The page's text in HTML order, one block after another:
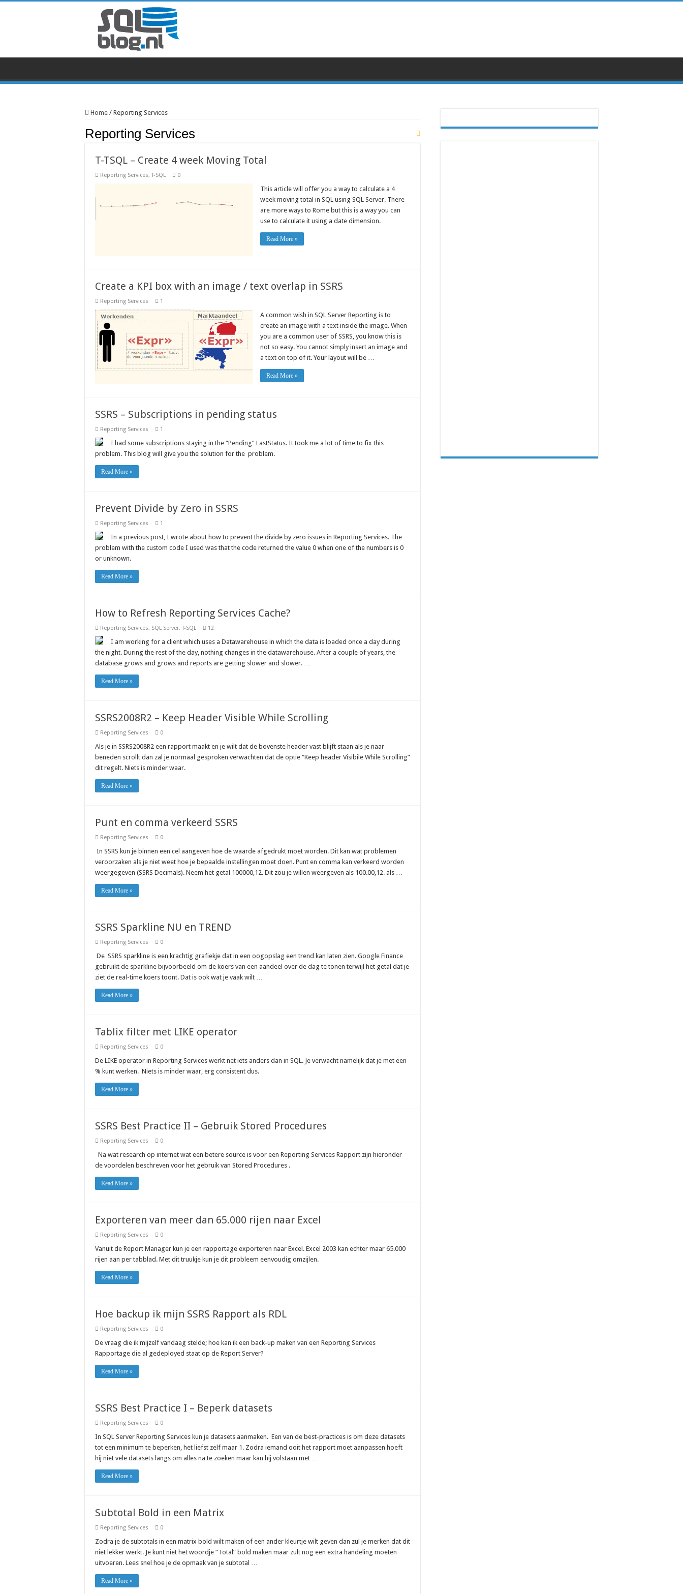
Home / Reporting Services
Reporting Services
T-TSQL – Create 4 week Moving Total
Reporting Services,T-SQL 0
This article will offer you a way to calculate a 4
week moving total in SQL using SQL Server. There
are more ways to Rome but this is a way you can
use to calculate it using a date dimension.
Read More »
Create a KPI box with an image / text overlap in SSRS
Reporting Services 1
A common wish in SQL Server Reporting is to
create an image with a text inside the image. When
you are a common user of SSRS, you know this is
not so easy. You cannot simply insert an image and
a text on top of it. Your layout will be …
Read More »
SSRS – Subscriptions in pending status
Reporting Services 1
I had some subscriptions staying in the “Pending” LastStatus. It took me a lot of time to fix this
problem. This blog will give you the solution for the problem.
Read More »
Prevent Divide by Zero in SSRS
Reporting Services 1
In a previous post, I wrote about how to prevent the divide by zero issues in Reporting Services. The
problem with the custom code I used was that the code returned the value 0 when one of the numbers is 0
or unknown.
Read More »
How to Refresh Reporting Services Cache?
Reporting Services, SQL Server,T-SQL 12
I am working for a client which uses a Datawarehouse in which the data is loaded once a day during
the night. During the rest of the day, nothing changes in the datawarehouse. After a couple of years, the
database grows and grows and reports are getting slower and slower. …
Read More »
SSRS2008R2 – Keep Header Visible While Scrolling
Reporting Services 0
Als je in SSRS2008R2 een rapport maakt en je wilt dat de bovenste header vast blijft staan als je naar
beneden scrollt dan zal je normaal gesproken verwachten dat de optie “Keep header Visibile While Scrolling”
dit regelt. Niets is minder waar.
Read More »
Punt en comma verkeerd SSRS
Reporting Services 0
In SSRS kun je binnen een cel aangeven hoe de waarde afgedrukt moet worden. Dit kan wat problemen
veroorzaken als je niet weet hoe je bepaalde instellingen moet doen. Punt en comma kan verkeerd worden
weergegeven (SSRS Decimals). Neem het getal 100000,12. Dit zou je willen weergeven als 100.00,12. als …
Read More »
SSRS Sparkline NU en TREND
Reporting Services 0
De SSRS sparkline is een krachtig grafiekje dat in een oogopslag een trend kan laten zien. Google Finance
gebruikt de sparkline bijvoorbeeld om de koers van een aandeel over de dag te tonen terwijl het getal dat je
ziet de real-time koers toont. Dat is ook wat je vaak wilt …
Read More »
Tablix filter met LIKE operator
Reporting Services 0
De LIKE operator in Reporting Services werkt net iets anders dan in SQL. Je verwacht namelijk dat je met een
% kunt werken. Niets is minder waar, erg consistent dus.
Read More »
SSRS Best Practice II – Gebruik Stored Procedures
Reporting Services 0
Na wat research op internet wat een betere source is voor een Reporting Services Rapport zijn hieronder
de voordelen beschreven voor het gebruik van Stored Procedures .
Read More »
Exporteren van meer dan 65.000 rijen naar Excel
Reporting Services 0
Vanuit de Report Manager kun je een rapportage exporteren naar Excel. Excel 2003 kan echter maar 65.000
rijen aan per tabblad. Met dit truukje kun je dit probleem eenvoudig omzijlen.
Read More »
Hoe backup ik mijn SSRS Rapport als RDL
Reporting Services 0
De vraag die ik mijzelf vandaag stelde; hoe kan ik een back-up maken van een Reporting Services
Rapportage die al gedeployed staat op de Report Server?
Read More »
SSRS Best Practice I – Beperk datasets
Reporting Services 0
In SQL Server Reporting Services kun je datasets aanmaken. Een van de best-practices is om deze datasets
tot een minimum te beperken, het liefst zelf maar 1. Zodra iemand ooit het rapport moet aanpassen hoeft
hij niet vele datasets langs om alles na te zoeken maar kan hij volstaan met …
Read More »
Subtotal Bold in een Matrix
Reporting Services 0
Zodra je de subtotals in een matrix bold wilt maken of een ander kleurtje wilt geven dan zul je merken dat dit
niet lekker werkt. Je kunt niet het woordje “Total” bold maken maar zult nog een extra handeling moeten
uitvoeren. Lees snel hoe je de opmaak van je subtotal …
Read More »